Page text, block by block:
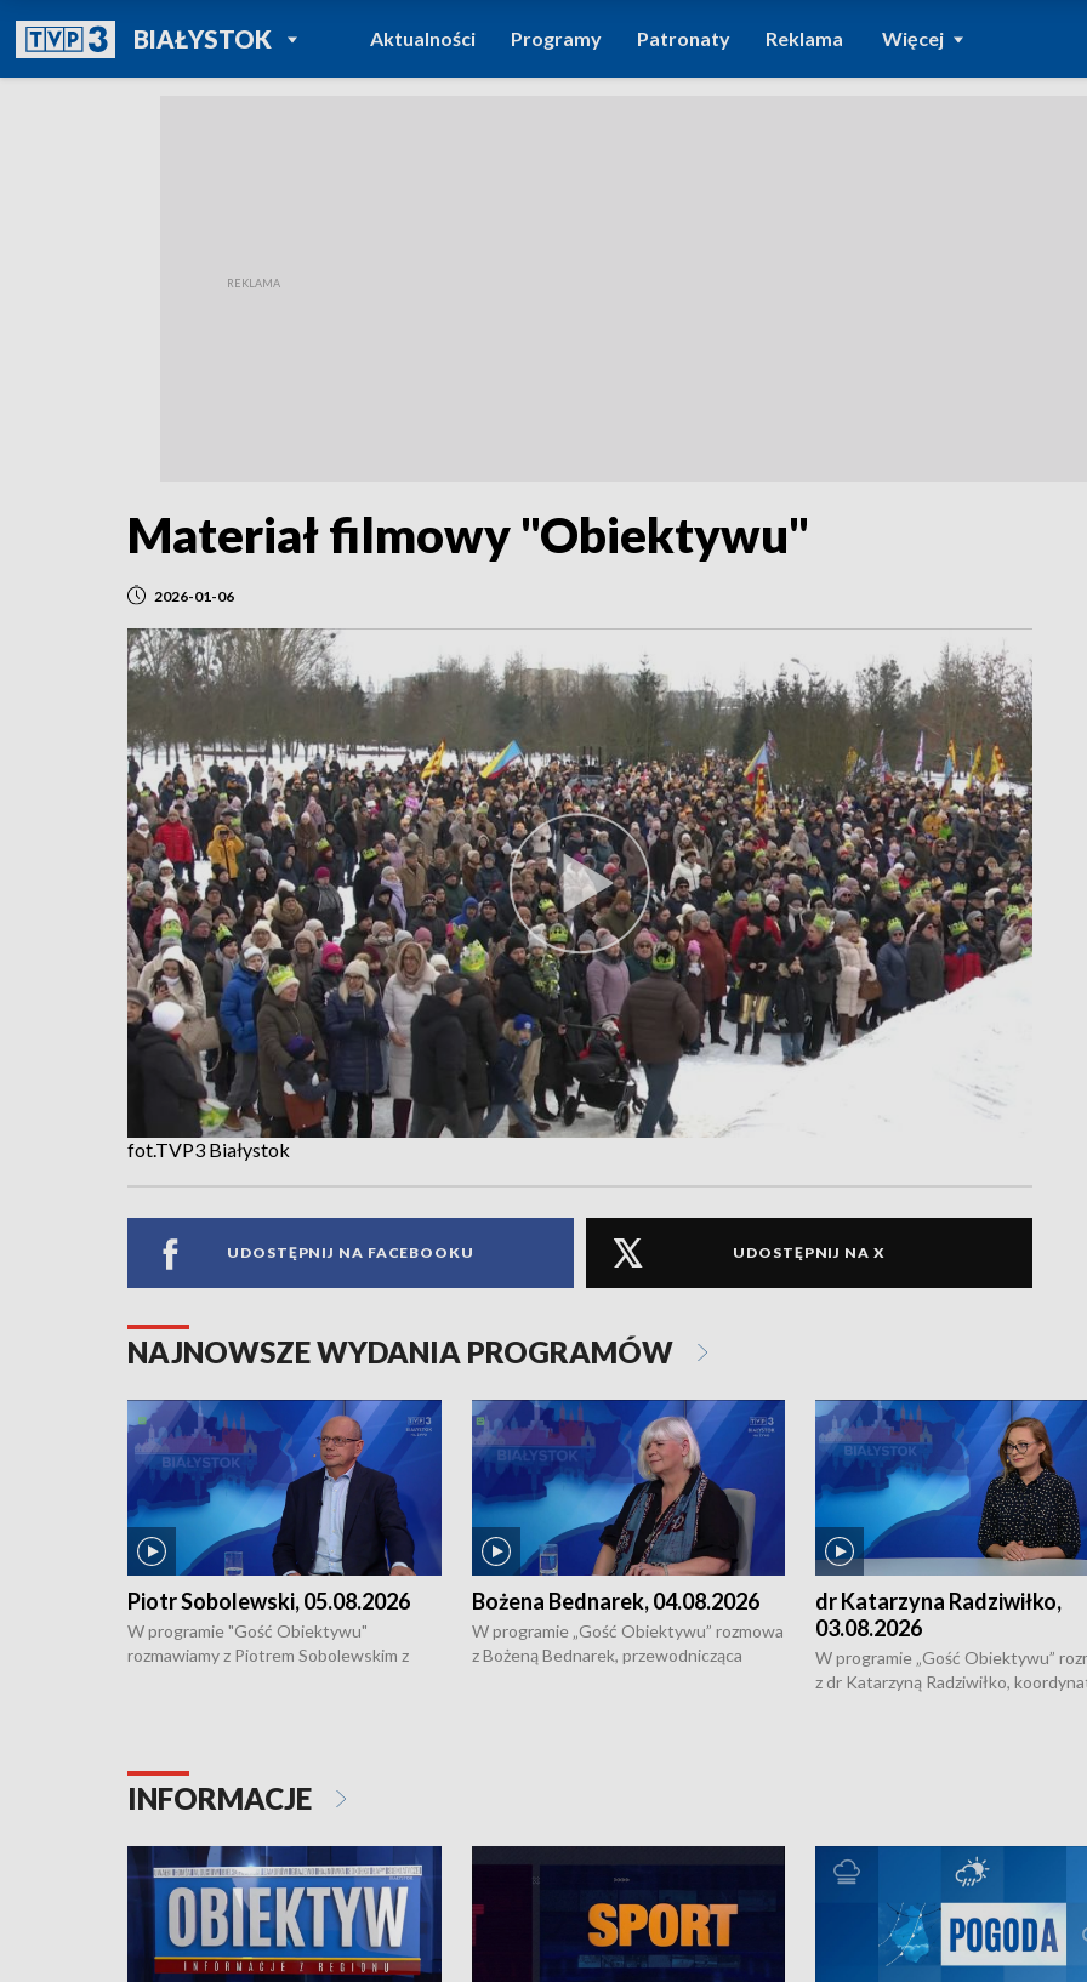
BIAŁYSTOKPOWRÓT DO
TVP REGIONY
Aktualności Programy Patronaty Reklama Więcej
Materiał filmowy "Obiektywu"
2026-01-06
fot.TVP3 Białystok
UDOSTĘPNIJ NA FACEBOOKU UDOSTĘPNIJ NA X
NAJNOWSZE WYDANIA PROGRAMÓW
Piotr Sobolewski, 05.08.2026
W programie "Gość Obiektywu"
rozmawiamy z Piotrem Sobolewskim z
Bożena Bednarek, 04.08.2026
W programie „Gość Obiektywu” rozmowa
z Bożeną Bednarek, przewodnicząca
dr Katarzyna Radziwiłko,
03.08.2026
W programie „Gość Obiektywu”
z dr Katarzyną Radziwiłko,
INFORMACJE